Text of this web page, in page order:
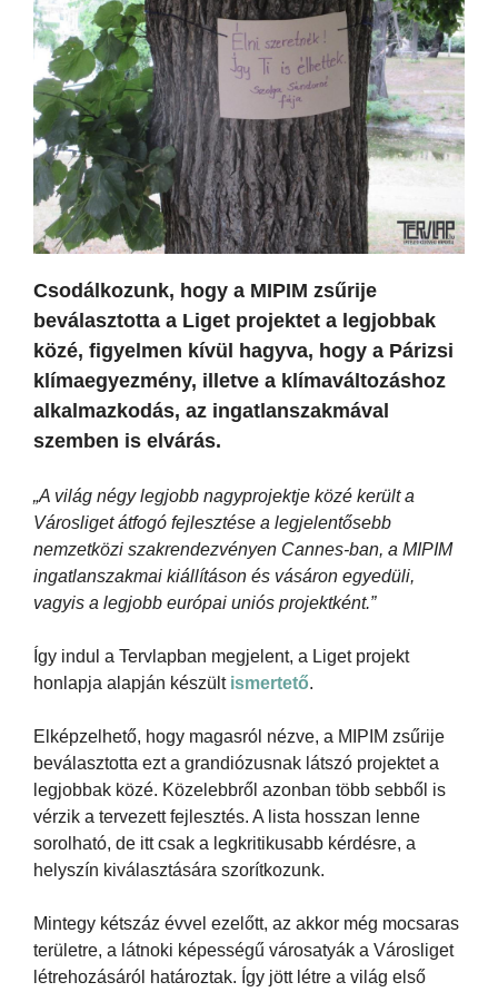
Csodálkozunk, hogy a MIPIM zsűrije
beválasztotta a Liget projektet a legjobbak
közé, figyelmen kívül hagyva, hogy a Párizsi
klímaegyezmény, illetve a klímaváltozáshoz
alkalmazkodás, az ingatlanszakmával
szemben is elvárás.
„A világ négy legjobb nagyprojektje közé került a
Városliget átfogó fejlesztése a legjelentősebb
nemzetközi szakrendezvényen Cannes-ban, a MIPIM
ingatlanszakmai kiállításon és vásáron egyedüli,
vagyis a legjobb európai uniós projektként.”
Így indul a Tervlapban megjelent, a Liget projekt
honlapja alapján készült ismertető.
Elképzelhető, hogy magasról nézve, a MIPIM zsűrije
beválasztotta ezt a grandiózusnak látszó projektet a
legjobbak közé. Közelebbről azonban több sebből is
vérzik a tervezett fejlesztés. A lista hosszan lenne
sorolható, de itt csak a legkritikusabb kérdésre, a
helyszín kiválasztására szorítkozunk.
Mintegy kétszáz évvel ezelőtt, az akkor még mocsaras
területre, a látnoki képességű városatyák a Városliget
létrehozásáról határoztak. Így jött létre a világ első